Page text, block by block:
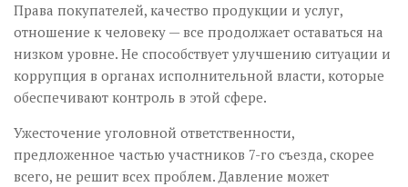
Права покупателей, качество продукции и услуг,
отношение к человеку — все продолжает оставаться на
низком уровне. Не способствует улучшению ситуации и
коррупция в органах исполнительной власти, которые
обеспечивают контроль в этой сфере.
Ужесточение уголовной ответственности,
предложенное частью участников 7-го съезда, скорее
всего, не решит всех проблем. Давление может